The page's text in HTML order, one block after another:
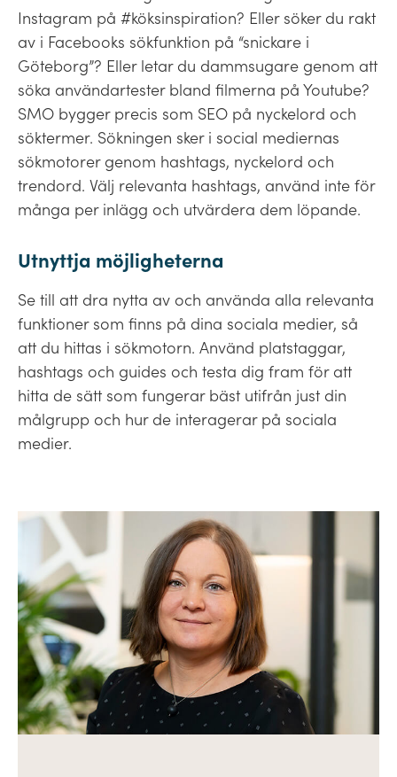
Instagram på #köksinspiration? Eller söker du rakt
av i Facebooks sökfunktion på “snickare i
Göteborg”? Eller letar du dammsugare genom att
söka användartester bland filmerna på Youtube?
SMO bygger precis som SEO på nyckelord och
söktermer. Sökningen sker i social mediernas
sökmotorer genom hashtags, nyckelord och
trendord. Välj relevanta hashtags, använd inte för
många per inlägg och utvärdera dem löpande.
Utnyttja möjligheterna
Se till att dra nytta av och använda alla relevanta
funktioner som finns på dina sociala medier, så
att du hittas i sökmotorn. Använd platstaggar,
hashtags och guides och testa dig fram för att
hitta de sätt som fungerar bäst utifrån just din
målgrupp och hur de interagerar på sociala
medier.